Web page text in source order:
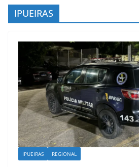
IPUEIRAS
IPUEIRAS REGIONAL